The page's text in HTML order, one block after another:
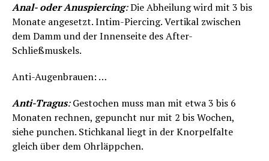
Anal- oder Anuspiercing:Die Abheilung wird mit 3 bis
Monate angesetzt. Intim-Piercing. Vertikal zwischen
dem Damm und der Innenseite des After-
Schließmuskels.
Anti-Augenbrauen: …
Anti-Tragus:Gestochen muss man mit etwa 3 bis 6
Monaten rechnen, gepuncht nur mit 2 bis Wochen,
siehe punchen. Stichkanal liegt in der Knorpelfalte
gleich über dem Ohrläppchen.